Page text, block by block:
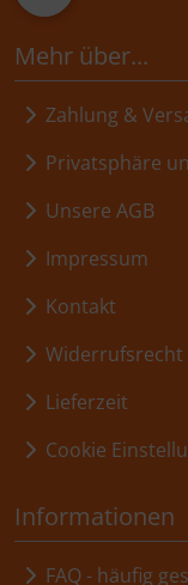
Mehr über...
Zahlung &
Privatsphäre
Unsere AGB
Impressum
Kontakt
Lieferzeit
Cookie
Informationen
FAQ - häufig